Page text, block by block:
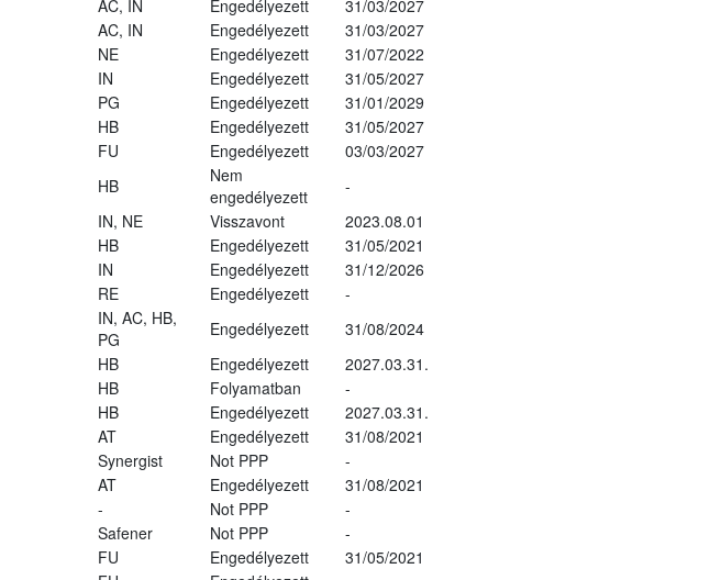
AC, IN Engedélyezett
31/03/2027
AC, IN Engedélyezett
31/03/2027
NE Engedélyezett
31/07/2022
IN Engedélyezett
31/05/2027
PG Engedélyezett
31/01/2029
HB Engedélyezett
31/05/2027
FU Engedélyezett
03/03/2027
HB
Nem
engedélyezett
-
IN, NE Visszavont
2023.08.01
HB Engedélyezett
31/05/2021
IN Engedélyezett
31/12/2026
RE Engedélyezett
-
IN, AC, HB,
PG
Engedélyezett
31/08/2024
HB Engedélyezett
2027.03.31.
HB Folyamatban
-
HB Engedélyezett
2027.03.31.
AT Engedélyezett
31/08/2021
Synergist Not PPP
-
AT Engedélyezett
31/08/2021
- Not PPP
-
Safener Not PPP
-
FU Engedélyezett
31/05/2021